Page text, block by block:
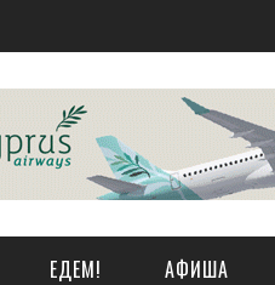
ЕДЕМ! АФИША